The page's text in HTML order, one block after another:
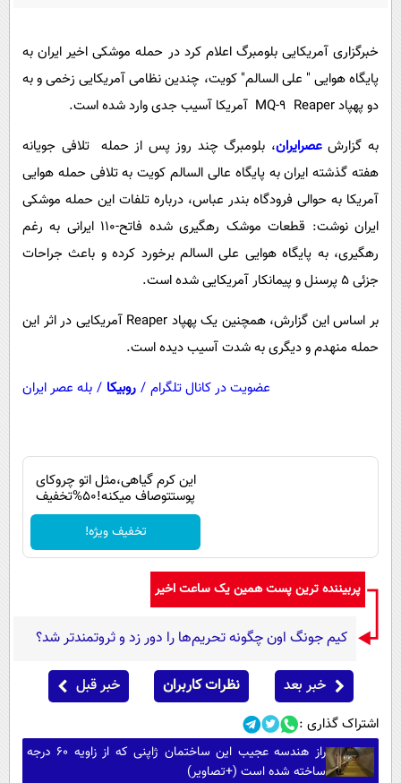
گوناگون
حوادث
محیط زیست
سلامت
فرهنگی
اجتماعی
سیاست خارجی
دانلود
خبرگزاری آمریکایی بلومبرگ اعلام کرد در حمله موشکی اخیر ایران به
پایگاه هوایی " علی السالم" کویت، چندین نظامی آمریکایی زخمی و به
دو پهپاد MQ-9 Reaper آمریکا آسیب جدی وارد شده است.
به گزارشعصرایران، بلومبرگ چند روز پس از حمله تلافی جویانه
هفته گذشته ایران به پایگاه عالی السالم کویت به تلافی حمله هوایی
آمریکا به حوالی فرودگاه بندر عباس، درباره تلفات این حمله موشکی
ایران نوشت: قطعات موشک رهگیری شده فاتح-110 ایرانی به رغم
رهگیری، به پایگاه هوایی علی السالم برخورد کرده و باعث جراحات
جزئی 5 پرسنل و پیمانکار آمریکایی شده است.
بر اساس این گزارش، همچنین یک پهپاد Reaper آمریکایی در اثر این
حمله منهدم و دیگری به شدت آسیب دیده است.
عضویت در کانال تلگرام / روبیکا / بله عصر ایران
این کرم گیاهی،مثل اتو چروکای
پوستتوصاف میکنه!50%تخفیف
تخفیف ویژه!
پربیننده ترین پست همین یک ساعت اخیر
کیم جونگ اون چگونه تحریم‌ها را دور زد و ثروتمندتر شد؟
خبر بعد نظرات کاربران خبر قبل
اشتراک گذاری :
راز هندسه عجیب این ساختمان ژاپنی که از زاویه 60 درجه
ساخته شده است (+تصاویر)